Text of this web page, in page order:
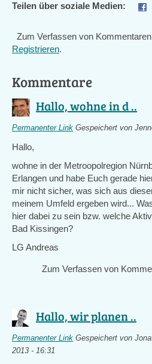
Teilen über soziale Medien:
Zum Verfassen von
Registrieren.
Kommentare
Hallo, wohne in d ..
Permanenter Link Gespeichert von
Hallo,
wohne in der Metroopolregion
Erlangen und habe Euch gerade
mir nicht sicher, was sich aus
meinem Umfeld ergeben wird...
hier dabei zu sein bzw. welche
Bad Kissingen?
LG Andreas
Zum Verfassen von
Hallo, wir planen ..
Permanenter Link Gespeichert von
2013 - 16:31